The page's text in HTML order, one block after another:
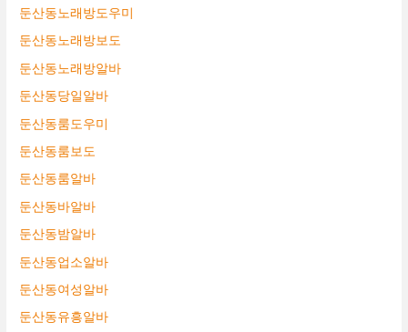
둔산동노래방도우미
둔산동노래방보도
둔산동노래방알바
둔산동당일알바
둔산동룸도우미
둔산동룸보도
둔산동룸알바
둔산동바알바
둔산동밤알바
둔산동업소알바
둔산동여성알바
둔산동유흥알바